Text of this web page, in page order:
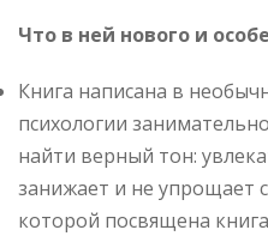
Что в ней нового и
Книга написана в
психологии
найти верный тон:
занижает и не упрощает
которой посвящена